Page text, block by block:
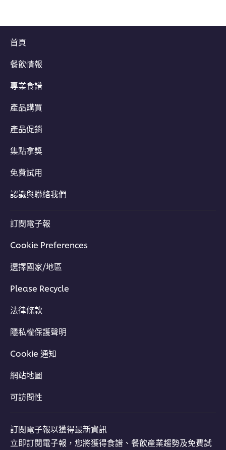
首頁
餐飲情報
專業食譜
產品購買
產品促銷
集點拿獎
免費試用
認識與聯絡我們
訂閱電子報
Cookie Preferences
選擇國家/地區
Please Recycle
法律條款
隱私權保護聲明
Cookie 通知
網站地圖
可訪問性
訂閱電子報以獲得最新資訊
立即訂閱電子報，您將獲得食譜、餐飲產業趨勢及免費試